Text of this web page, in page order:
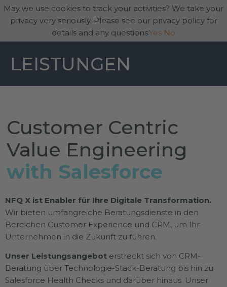
LEISTUNGEN
Customer Centric
Value Engineering
with Salesforce
NFQ X ist Enabler für Ihre Digitale Transformation.
Wir bieten umfangreiche Beratungsdienste in den
Bereichen Customer Experience und CRM, um Ihr
Unternehmen in die Zukunft zu führen.
Unser Leistungsangebot erstreckt sich von CRM-
Beratung über Technologie-Stack-Beratung bis hin zu
Salesforce Health Checks und darüber hinaus. Unser
May we use cookies to track your activities? We take your
privacy very seriously. Please see our privacy policy for
details and any questions.Yes No